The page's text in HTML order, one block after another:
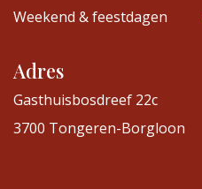
Weekend & feestdagen
Adres
Gasthuisbosdreef 22c
3700 Tongeren-Borgloon